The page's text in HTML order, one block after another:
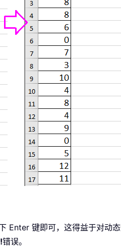
键即可，这得益于对动态
错误。